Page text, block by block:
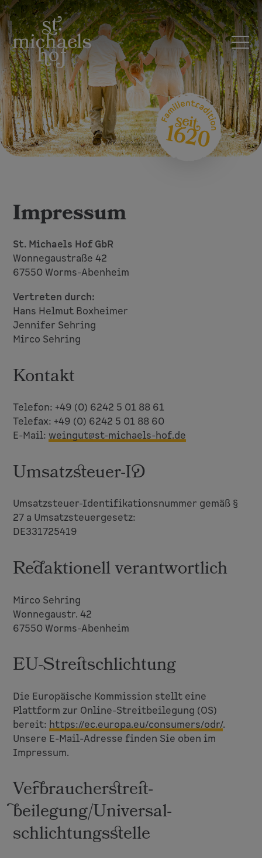
Impressum
St. Michaels Hof GbR
Wonnegaustraße 42
67550 Worms-Abenheim
Vertreten durch:
Hans Helmut Boxheimer
Jennifer Sehring
Mirco Sehring
Kontakt
Telefon: +49 (0) 6242 5 01 88 61
Telefax: +49 (0) 6242 5 01 88 60
E-Mail:weingut@st-michaels-hof.de
Umsatzsteuer-ID
Umsatzsteuer-Identifikationsnummer gemäß §
27 a Umsatzsteuergesetz:
DE331725419
Redaktionell verantwortlich
Mirco Sehring
Wonnegaustr. 42
67550 Worms-Abenheim
EU-Streitschlichtung
Die Europäische Kommission stellt eine
Plattform zur Online-Streitbeilegung (OS)
bereit: https://ec.europa.eu/consumers/odr/.
Unsere E-Mail-Adresse finden Sie oben im
Impressum.
Verbraucher­streit­
beilegung/Universal­
schlichtungs­stelle